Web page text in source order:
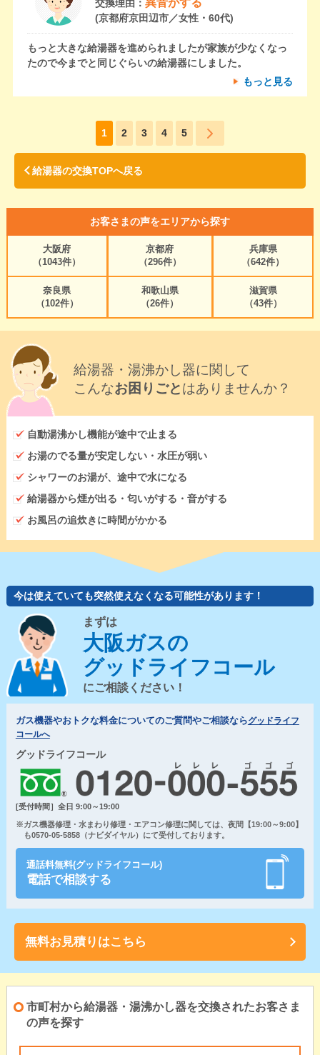
交換理由：
(京都府京田辺市／女性・60代)
もっと大きな給湯器を進められましたが家族が少なくなっ
たので今までと同じぐらいの給湯器にしました。
もっと見る
1 2 3 4 5
給湯器の交換TOPへ戻る
お客さまの声をエリアから探す
大阪府
（1043件）
京都府
（296件）
兵庫県
（642件）
奈良県
（102件）
和歌山県
（26件）
滋賀県
（43件）
給湯器・湯沸かし器に関して
こんなお困りごとはありませんか？
自動湯沸かし機能が途中で止まる
お湯のでる量が安定しない・水圧が弱い
シャワーのお湯が、途中で水になる
給湯器から煙が出る・匂いがする・音がする
お風呂の追炊きに時間がかかる
今は使えていても突然使えなくなる可能性があります！
まずは
大阪ガスの
グッドライフコール
にご相談ください！
ガス機器やおトクな料金についてのご質問やご相談ならグッドライフ
コールへ
グッドライフコール
[受付時間］全日 9:00～19:00
※ガス機器修理・水まわり修理・エアコン修理に関しては、夜間【19:00～9:00】
も0570-05-5858（ナビダイヤル）にて受付しております。
通話料無料(グッドライフコール)
電話で相談する
無料お見積りはこちら
市町村から給湯器・湯沸かし器を交換されたお客さま
の声を探す